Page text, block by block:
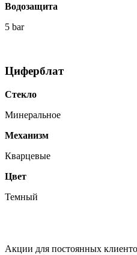
Водозащита
5 bar
Циферблат
Стекло
Минеральное
Механизм
Кварцевые
Цвет
Темный
Акции для постоянных